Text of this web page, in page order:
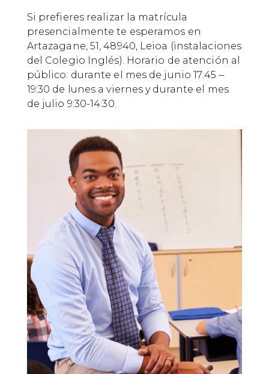
Si prefieres realizar la matrícula
presencialmente te esperamos en
Artazagane, 51, 48940, Leioa (instalaciones
del Colegio Inglés). Horario de atención al
público: durante el mes de junio 17:45 –
19:30 de lunes a viernes y durante el mes
de julio 9:30-14:30.